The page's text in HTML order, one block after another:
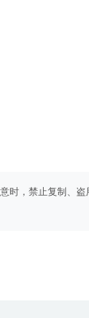
，禁止复制、盗